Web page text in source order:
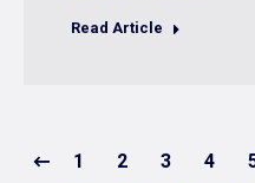
Read Article
1 2 3 4